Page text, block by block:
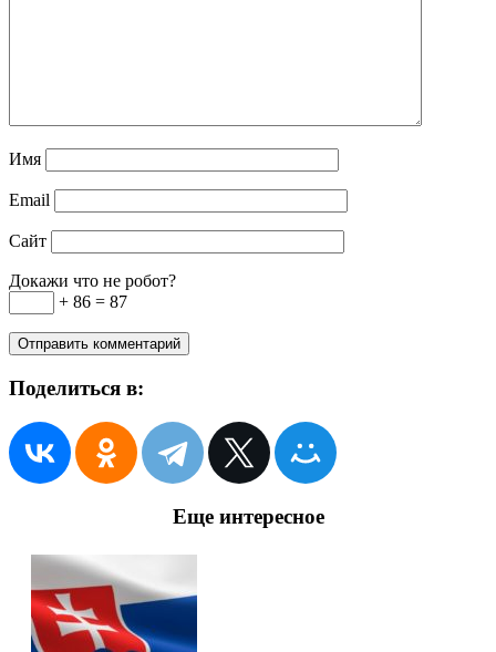
Имя
Email
Сайт
Докажи что не робот?
+ 86 = 87
Поделиться в:
Еще интересное